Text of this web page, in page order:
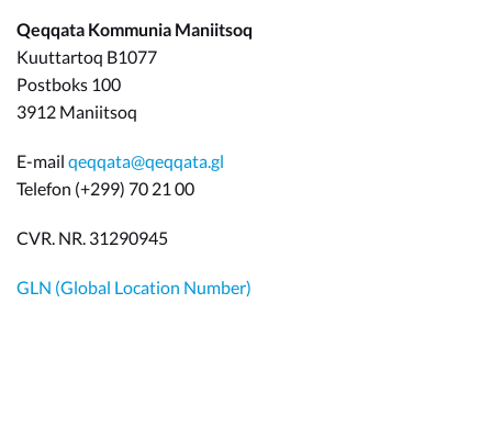
Qeqqata Kommunia Maniitsoq
Kuuttartoq B1077
Postboks 100
3912 Maniitsoq
E-mail qeqqata@qeqqata.gl
Telefon (+299) 70 21 00
CVR. NR. 31290945
GLN (Global Location Number)